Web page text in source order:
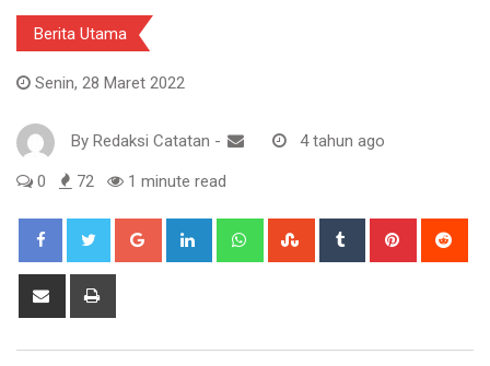
Berita Utama
Senin, 28 Maret 2022
By Redaksi Catatan - 4 tahun ago
0 72 1 minute read
Google+ LinkedIn WhatsappStumbleUpon
Tumblr Pinterest
Share